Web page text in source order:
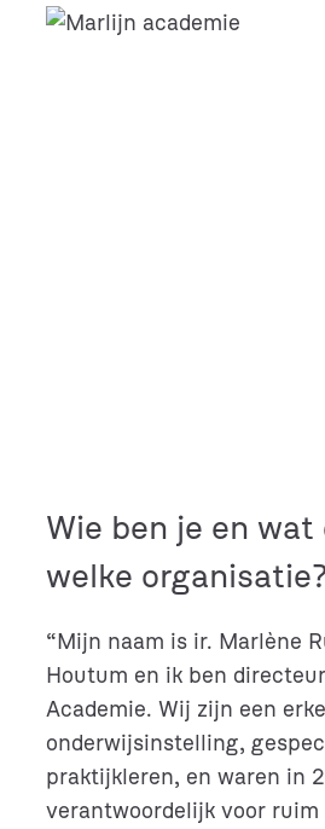
Wie ben je en wat
welke organisatie?
“Mijn naam is ir. Marlène
Houtum en ik ben
Academie. Wij zijn een
onderwijsinstelling,
praktijkleren, en waren in
verantwoordelijk voor ruim